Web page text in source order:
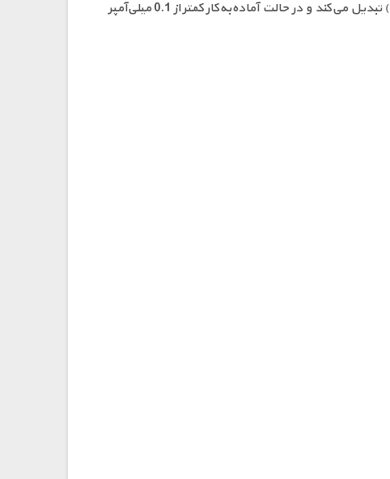
LX8015، ولتاژ ورودی 5 تا 80 ولت DC را به ولتاژی قابل تنظیم در بازه تقریبی 0.9 تا 62 ولت (حداکثر 0.95 × ولتاژ ورودی) تبدیل می‌کند و در حالت آماده‌به‌کار کمتر از 0.1 میلی‌آمپر